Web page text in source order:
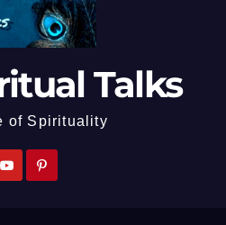
Talks
of Spirituality